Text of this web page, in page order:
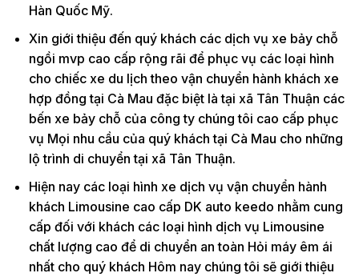
Hàn Quốc Mỹ.
Xin giới thiệu đến quý khách các dịch vụ xe bảy chỗ
ngồi mvp cao cấp rộng rãi để phục vụ các loại hình
cho chiếc xe du lịch theo vận chuyển hành khách xe
hợp đồng tại Cà Mau đặc biệt là tại xã Tân Thuận các
bến xe bảy chỗ của công ty chúng tôi cao cấp phục
vụ Mọi nhu cầu của quý khách tại Cà Mau cho những
lộ trình di chuyển tại xã Tân Thuận.
Hiện nay các loại hình xe dịch vụ vận chuyển hành
khách Limousine cao cấp DK auto keedo nhằm cung
cấp đối với khách các loại hình dịch vụ Limousine
chất lượng cao để di chuyển an toàn Hỏi máy êm ái
nhất cho quý khách Hôm nay chúng tôi sẽ giới thiệu